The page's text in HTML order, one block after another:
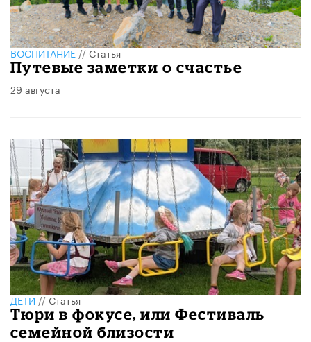
ВОСПИТАНИЕ//Статья
Путевые заметки о счастье
29 августа
ДЕТИ//Статья
Тюри в фокусе, или Фестиваль
семейной близости